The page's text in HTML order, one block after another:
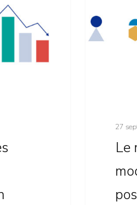
mix
modeling
27
Le